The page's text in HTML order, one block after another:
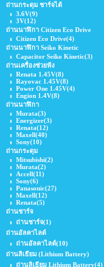
ถ่านกระดุม ชาร์จได้
3.6V(9)
3V(12)
ถ่านนาฬิกา Citizen Eco Drive
Citizen Eco Drive(4)
ถ่านนาฬิกา Seiko Kinetic
Capacitor Seiko Kinetic(3)
ถ่านเครื่องช่วยฟัง
Renata 1.45V(8)
Rayovac 1.45V(8)
Power One 1.45V(4)
Engion 1.4V(8)
ถ่านนาฬิกา
Murata(3)
Energizer(3)
Renata(12)
Maxell(40)
Sony(10)
ถ่านกระดุม
Mitsubishi(2)
Murata(2)
Accell(11)
Sony(6)
Panasonic(27)
Maxell(12)
Renata(5)
ถ่านชาร์จ
ถ่านชาร์จ(1)
ถ่านอัลคาไลด์
ถ่านอัลคาไลด์(10)
ถ่านลิเธียม (Lithium Battery)
ถ่านลิเธียม Lithium ฺBattery(4)